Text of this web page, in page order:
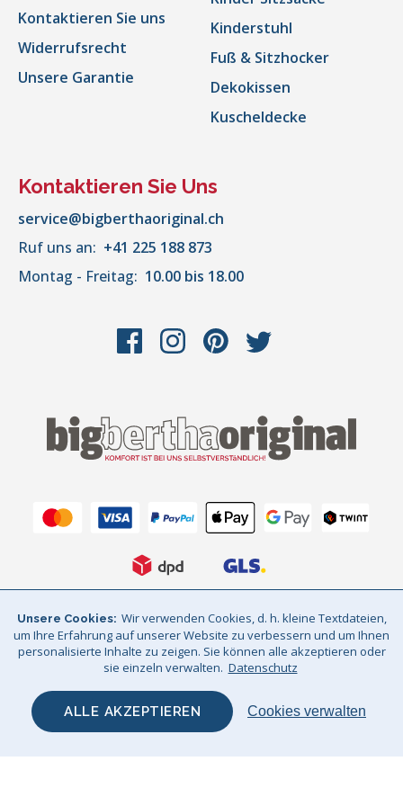
Kontaktieren Sie uns
Widerrufsrecht
Unsere Garantie
Kinderstuhl
Fuß & Sitzhocker
Dekokissen
Kuscheldecke
Kontaktieren Sie Uns
service@bigberthaoriginal.ch
Ruf uns an: +41 225 188 873
Montag - Freitag: 10.00 bis 18.00
AGB Datenschutz
Impressum
Sitemap
© Big Bertha Original 2026
GHS Retail Ltd / © Big Bertha Original 2025
Unsere Cookies
Wir verwenden Cookies, d. h. kleine Textdateien,
um Ihre Erfahrung auf unserer Website zu verbessern und um Ihnen
personalisierte Inhalte zu zeigen. Sie können alle akzeptieren oder
sie einzeln verwalten. Datenschutz
ALLE AKZEPTIEREN Cookies verwalten